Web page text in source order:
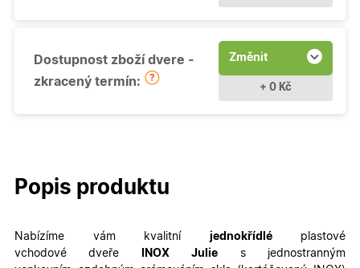
Dostupnost zboží dvere -
zkracený termín:
Změnit
+ 0 Kč
Popis produktu
Nabízíme vám kvalitní jednokřídléplastové
vchodové dveře
INOX Julie s jednostranným